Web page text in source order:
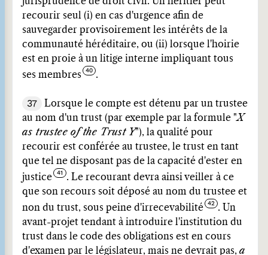
recourir seul (i) en cas d'urgence afin de
sauvegarder provisoirement les intérêts de la
communauté héréditaire, ou (ii) lorsque l'hoirie
est en proie à un litige interne impliquant tous
ses membres
.
37
Lorsque le compte est détenu par un trustee
au nom d'un trust (par exemple par la formule "X
as trustee of the Trust Y"), la qualité pour
recourir est conférée au trustee, le trust en tant
que tel ne disposant pas de la capacité d'ester en
justice
. Le recourant devra ainsi veiller à ce
que son recours soit déposé au nom du trustee et
non du trust, sous peine d'irrecevabilité
. Un
avant-projet tendant à introduire l'institution du
trust dans le code des obligations est en cours
d'examen par le législateur, mais ne devrait pas, a